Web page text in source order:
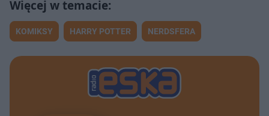
KOMIKSY HARRY POTTER NERDSFERA